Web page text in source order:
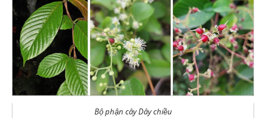
Bộ phận cây Dây chiều